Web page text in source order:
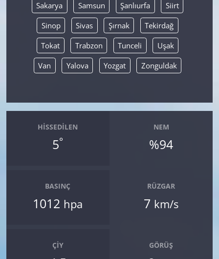
Sakarya Samsun Şanlıurfa Siirt
Sinop Sivas Şırnak Tekirdağ
Tokat Trabzon Tunceli Uşak
Van Yalova Yozgat Zonguldak
HISSEDILEN
5°
NEM
%94
BASINÇ
1012 hpa
RÜZGAR
7 km/s
ÇIY GÖRÜŞ